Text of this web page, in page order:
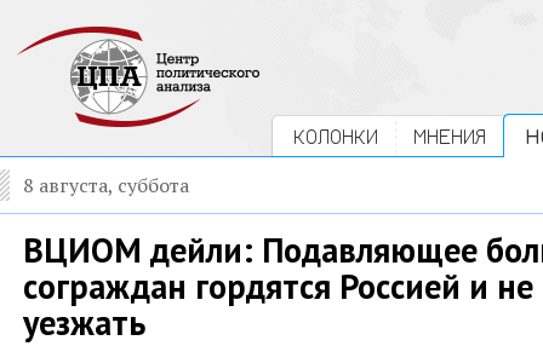
КОЛОНКИ МНЕНИЯ
8 августа, суббота
ВЦИОМ дейли: Подавляющее
сограждан гордятся Россией и
уезжать